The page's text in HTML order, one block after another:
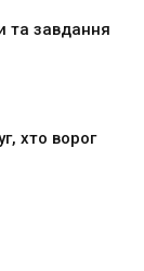
та завдання
хто ворог